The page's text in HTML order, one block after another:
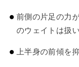
前側の片足の力
のウェイトは扱
上半身の前傾を